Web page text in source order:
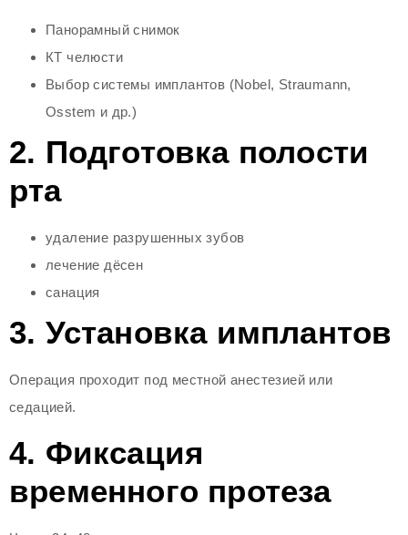
Панорамный снимок
КТ челюсти
Выбор системы имплантов (Nobel, Straumann,
Osstem и др.)
2. Подготовка полости
рта
удаление разрушенных зубов
лечение дёсен
санация
3. Установка имплантов
Операция проходит под местной анестезией или
седацией.
4. Фиксация
временного протеза